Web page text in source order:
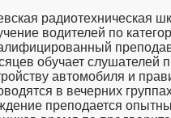
радиотехническая
водителей по
обучает слушателей
автомобиля и
в вечерних
преподается